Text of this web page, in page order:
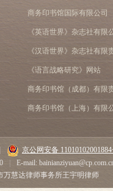
商务印书馆国际有限公司
《英语世界》杂志社有限
《汉语世界》杂志社有限
《语言战略研究》网站
商务印书馆（成都）有限
商务印书馆（上海）有限
京公网安备
E-mail:
万慧达律师事务所王宇明律师